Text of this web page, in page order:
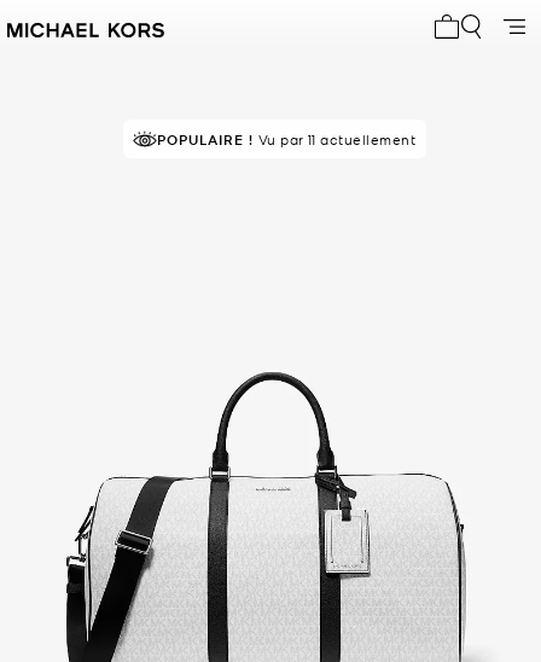
RECOMMANDÉpar 91% des acheteurs
POPULAIRE ! Vu par 11 actuellement